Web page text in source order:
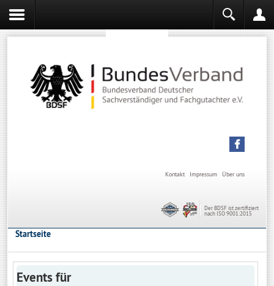
Über uns
Impressum
Kontakt
Der BDSF ist zertifiziert
nach ISO 9001:2015
Startseite
Events für